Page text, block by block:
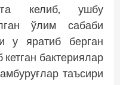
келиб, ушбу
ўлим сабаби
у яратиб берган
бактериялар
таъсири